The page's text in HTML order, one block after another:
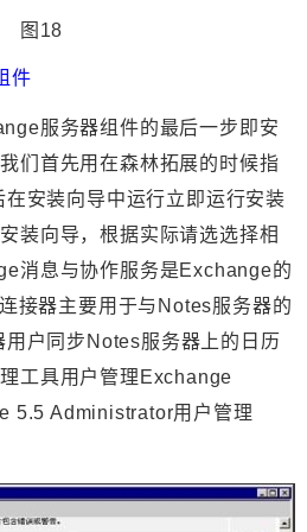
图18
件
服务器组件的最后一步即安
们首先用在森林拓展的时候指
安装向导中运行立即运行安装
装向导，根据实际请选选择相
消息与协作服务是Exchange的
接器主要用于与Notes服务器的
户同步Notes服务器上的日历
工具用户管理Exchange
5.5 Administrator用户管理